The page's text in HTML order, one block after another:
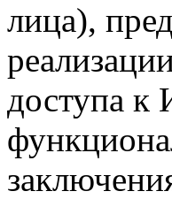
лица),
доступа к